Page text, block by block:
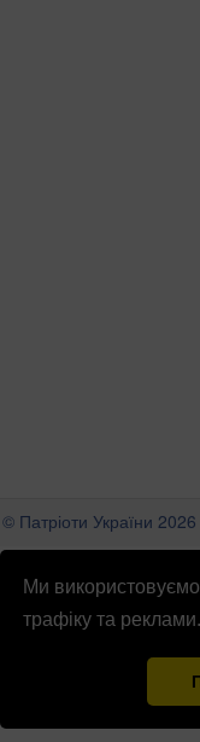
Ми
трафіку та реклами.
© Патріоти України 2026